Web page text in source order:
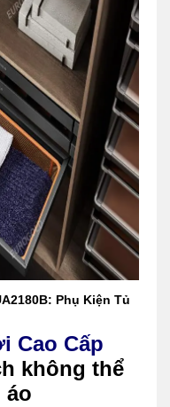
Phụ Kiện Tủ
Cao Cấp
không thể
áo